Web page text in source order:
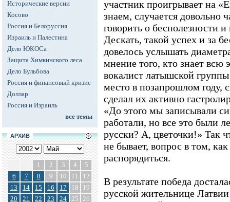
Исторические версии
Косово
Россия и Белоруссия
Израиль и Палестина
Дело ЮКОСа
Защита Химкинского леса
Дело Бульбова
Россия и финансовый кризис
Доллар
Россия и Израиль
все темы
АРХИВ
1 2 3 4
5
6
7 8 9 10 11
12
13
14 15 16 17 18
19
20
21 22 23 24 25 26
участник проигрывает на
знаем, случается довольно
говорить о бесполезности
Дескать, такой успех и за
довелось услышать
мнение того, кто знает всю
вокалист латышской
место в позапрошлом году,
сделал их активно
«До этого мы записывали
работали, но все это были
русски? А, цветочки!» Так
не бывает, вопрос в том,
распорядиться.
В результате победа
русской жительнице